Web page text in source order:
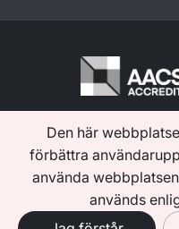
Den här
förbättra
använda
används